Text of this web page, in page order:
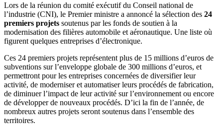
Lors de la réunion du comité exécutif du Conseil national de
l’industrie (CNI), le Premier ministre a annoncé la sélection des 24
premiers projets soutenus par les fonds de soutien à la
modernisation des filières automobile et aéronautique. Une liste où
figurent quelques entreprises d’électronique.
Ces 24 premiers projets représentent plus de 15 millions d’euros de
subventions sur l’enveloppe globale de 300 millions d’euros, et
permettront pour les entreprises concernées de diversifier leur
activité, de moderniser et automatiser leurs procédés de fabrication,
de diminuer l’impact de leur activité sur l’environnement ou encore
de développer de nouveaux procédés. D’ici la fin de l’année, de
nombreux autres projets seront soutenus dans l’ensemble des
territoires.